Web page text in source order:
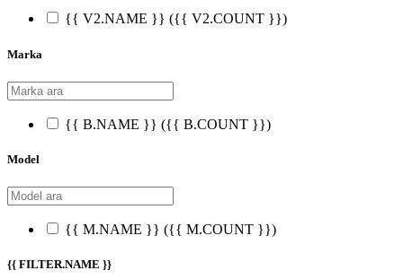
{{ V2.NAME }} ({{ V2.COUNT }})
Marka
{{ B.NAME }} ({{ B.COUNT }})
Model
{{ M.NAME }} ({{ M.COUNT }})
{{ FILTER.NAME }}